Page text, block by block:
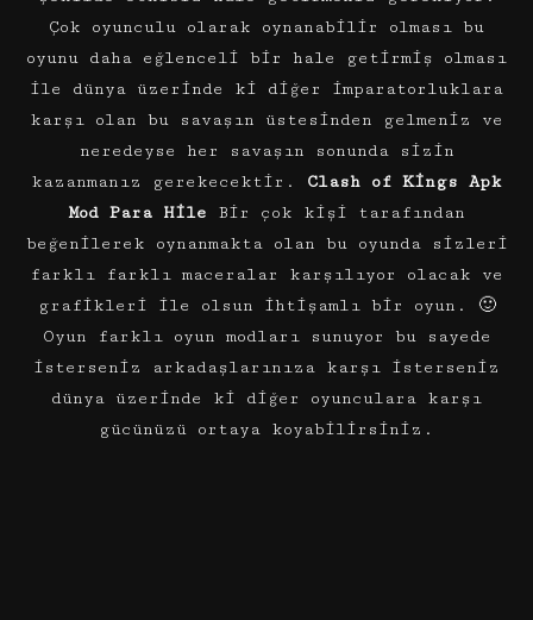
Çok oyunculu olarak oynanabilir olması bu
oyunu daha eğlenceli bir hale getirmiş olması
ile dünya üzerinde ki diğer imparatorluklara
karşı olan bu savaşın üstesinden gelmeniz ve
neredeyse her savaşın sonunda sizin
kazanmanız gerekecektir. Clash of Kings Apk
Mod Para Hile Bir çok kişi tarafından
beğenilerek oynanmakta olan bu oyunda sizleri
farklı farklı maceralar karşılıyor olacak ve
grafikleri ile olsun ihtişamlı bir oyun. 🙂
Oyun farklı oyun modları sunuyor bu sayede
isterseniz arkadaşlarınıza karşı isterseniz
dünya üzerinde ki diğer oyunculara karşı
gücünüzü ortaya koyabilirsiniz.